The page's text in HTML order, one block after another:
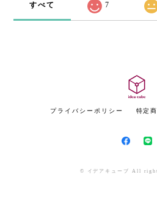
すべて 7
プライバシーポリシー 特定
© イデアキューブ All